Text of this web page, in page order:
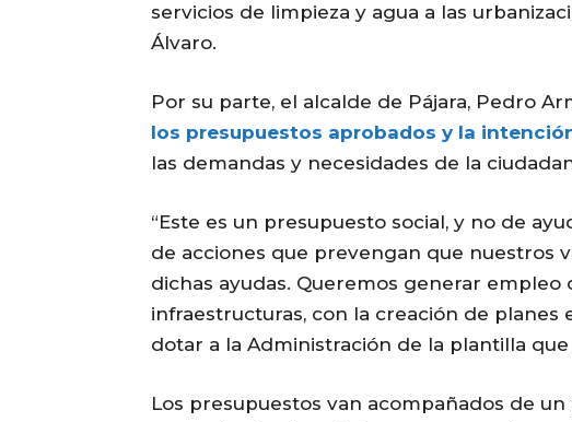
servicios de limpieza y agua a las
Álvaro.
Por su parte, el alcalde de Pájara, Pedro
los presupuestos aprobados y la
las demandas y necesidades de la
“Este es un presupuesto social, y no de
de acciones que prevengan que nuestros
dichas ayudas. Queremos generar
infraestructuras, con la creación de planes
dotar a la Administración de la plantilla
Los presupuestos van acompañados de